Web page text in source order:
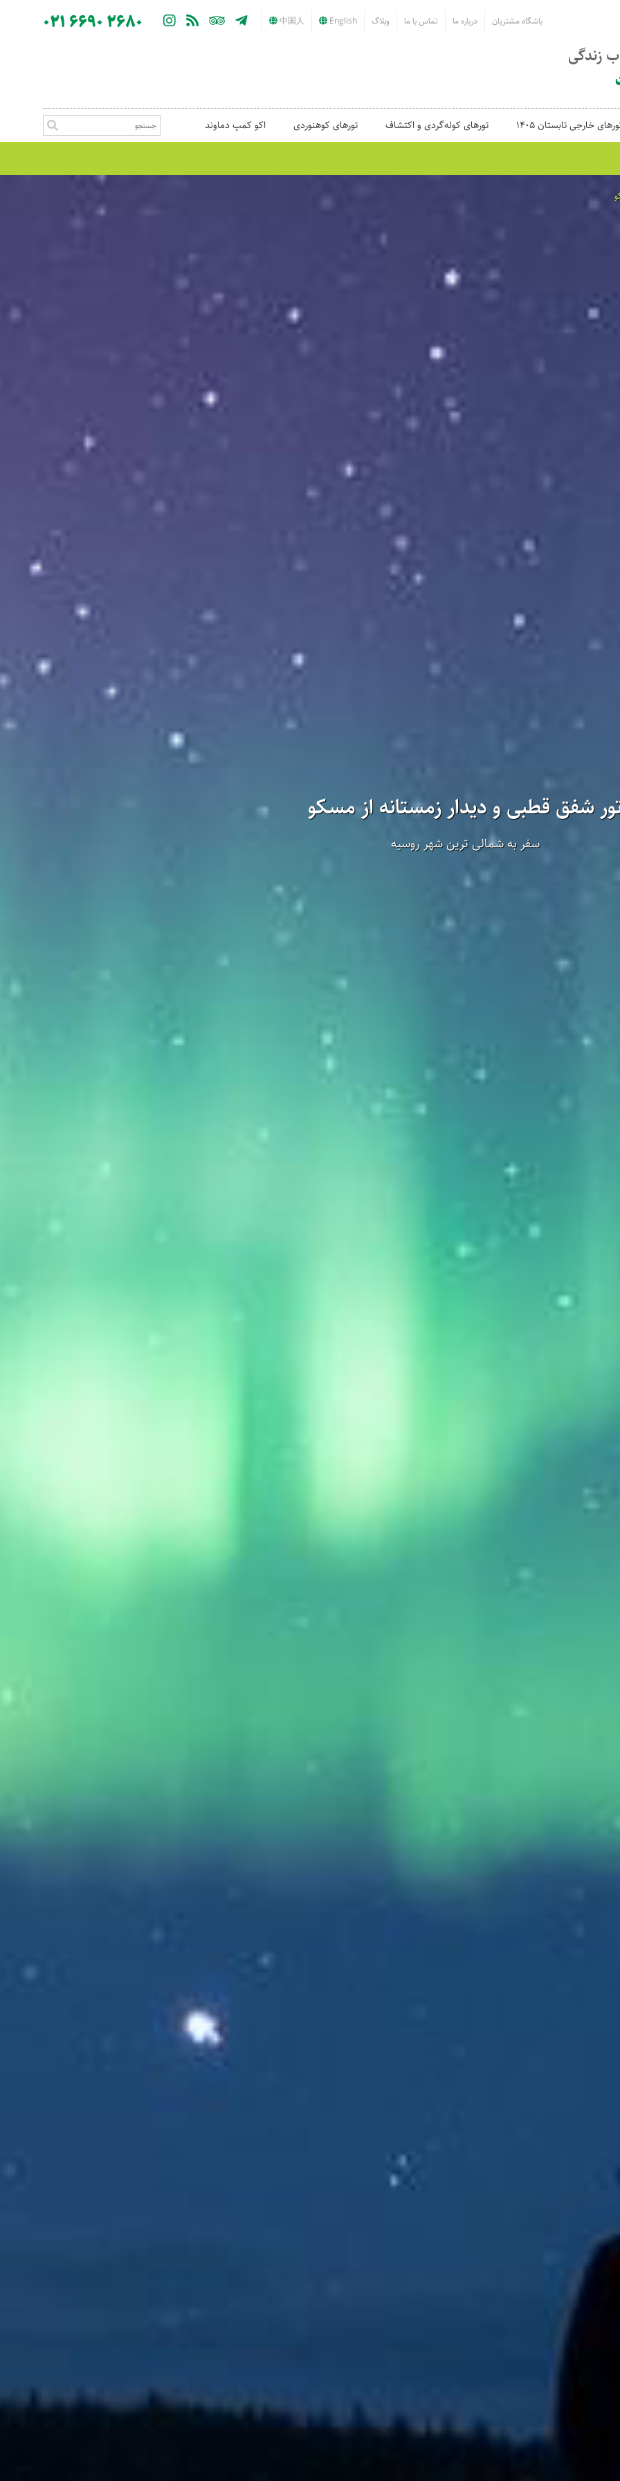
باشگاه مشتریان درباره ما تماس با ما وبلاگ English
中国人
021 6690 2680
زندگی
خارجی تابستان 1405 تورهای کوله‌گردی و اکتشاف تورهای کوهنوردی اکو کمپ دماوند
شفق قطبی و دیدار زمستانه از مسکو
سفر به شمالی ترین شهر روسیه